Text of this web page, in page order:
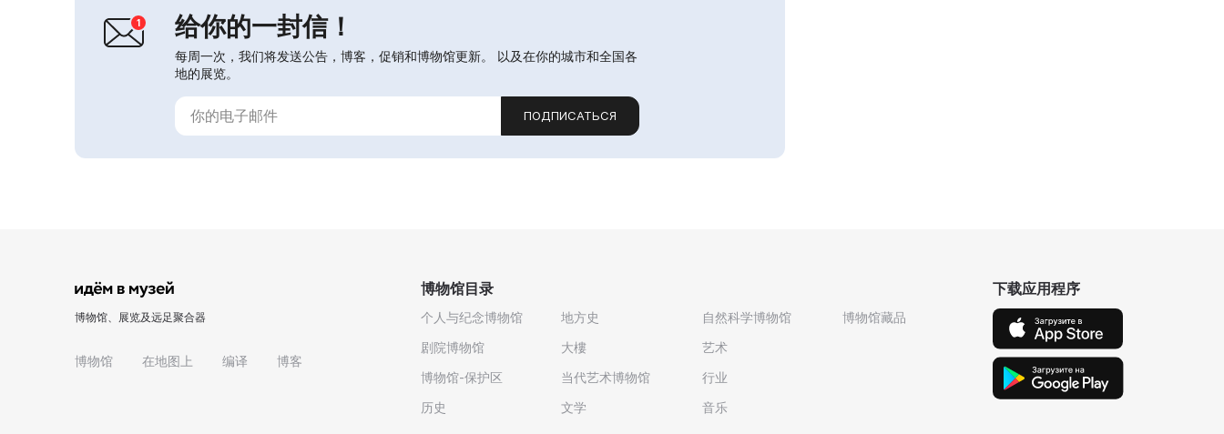
办事处。正...
给你的一封信！
每周一次，我们将发送公告，博客，促销和博物馆更新。 以及在你的城市和全国各
地的展览。
ПОДПИСАТЬСЯ
博物馆、展览及远足聚合器
博物馆 在地图上 编译 博客
博物馆目录
个人与纪念博物馆
剧院博物馆
博物馆-保护区
历史
地方史
大樓
当代艺术博物馆
文学
自然科学博物馆
艺术
行业
音乐
博物馆藏品
下载应用程序